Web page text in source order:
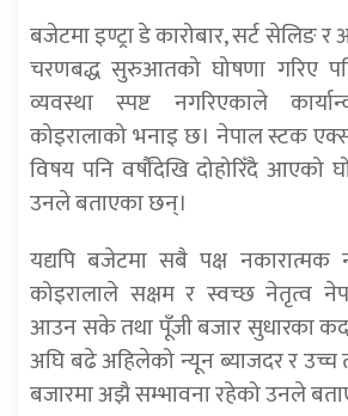
बजेटमा इण्ट्रा डे कारोबार, सर्ट सेलिङ
चरणबद्ध सुरुआतको घोषणा गरिए
व्यवस्था स्पष्ट नगरिएकाले
कोइरालाको भनाइ छ। नेपाल स्टक
विषय पनि वर्षौंदेखि दोहोरिँदै आएको
उनले बताएका छन्।
यद्यपि बजेटमा सबै पक्ष
कोइरालाले सक्षम र स्वच्छ नेतृत्व
आउन सके तथा पूँजी बजार सुधारका
अघि बढे अहिलेको न्यून ब्याजदर र उच्च
बजारमा अझै सम्भावना रहेको उनले